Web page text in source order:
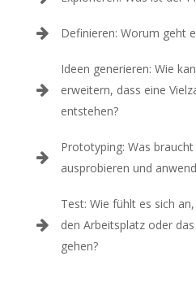
Definieren: Worum geht
Ideen generieren: Wie
erweitern, dass eine
entstehen?
Prototyping: Was
ausprobieren und
Test: Wie fühlt es sich
den Arbeitsplatz oder
gehen?